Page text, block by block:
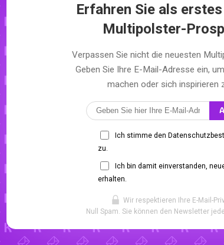
Erfahren Sie als
Multipolster-
Verpassen Sie nicht die neuesten
Geben Sie Ihre E-Mail-Adresse ein,
machen oder sich inspirieren
Ich stimme den
zu.
Ich bin damit einverstanden,
erhalten.
Wir respektieren Ihre E-Mail-
Null Spam. Sie können den Newsletter